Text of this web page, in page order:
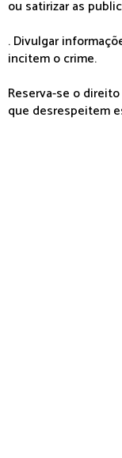
ou satirizar as
. Divulgar
incitem o crime.
Reserva-se o
que desrespeitem